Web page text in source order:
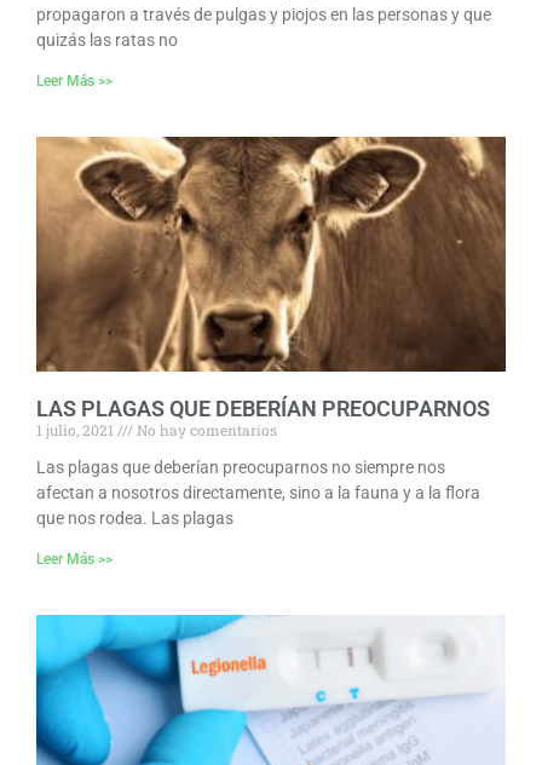
propagaron a través de pulgas y piojos en las personas y que
quizás las ratas no
Leer Más >>
LAS PLAGAS QUE DEBERÍAN PREOCUPARNOS
1 julio, 2021
No hay comentarios
Las plagas que deberían preocuparnos no siempre nos
afectan a nosotros directamente, sino a la fauna y a la flora
que nos rodea. Las plagas
Leer Más >>